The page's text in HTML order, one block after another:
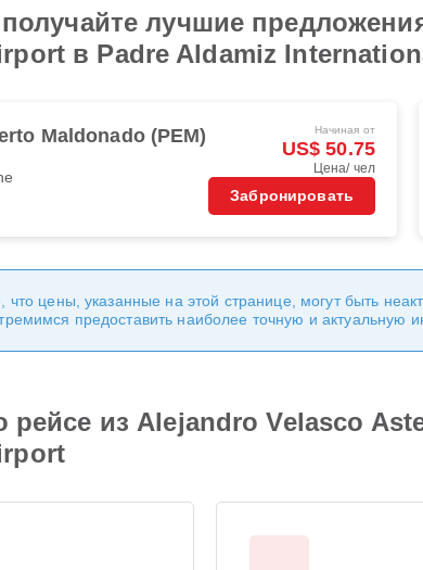
лучшие
в Padre Aldamiz
Maldonado (PEM) Начиная от
US$ 50.75
Цена/ чел
Забронировать
цены, указанные на этой странице, могут быть
предоставить наиболее точную и актуальную
из Alejandro Velasco